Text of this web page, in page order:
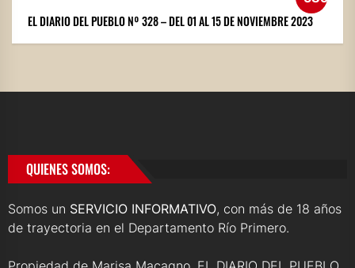
EL DIARIO DEL PUEBLO Nº 328 – DEL 01 AL 15 DE NOVIEMBRE 2023
QUIENES SOMOS:
Somos un SERVICIO INFORMATIVO, con más de 18 años
de trayectoria en el Departamento Río Primero.